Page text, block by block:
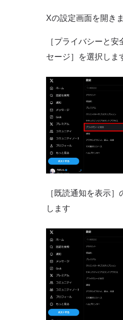
Xの設定画面を開き
［プライバシーと
セージ］を選択しま
［既読通知を表示
します